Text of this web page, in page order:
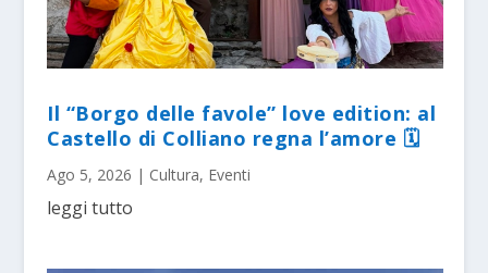
Il “Borgo delle favole” love edition: al
Castello di Colliano regna l’amore 🗓
Ago 5, 2026 | Cultura, Eventi
leggi tutto